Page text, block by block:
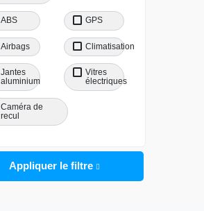
ABS GPS
Airbags Climatisation
Jantes
aluminium
Vitres
électriques
Caméra de
recul
Appliquer le filtre